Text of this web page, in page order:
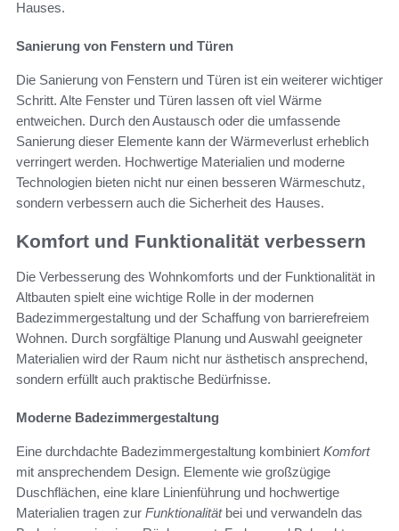
Hauses.
Sanierung von Fenstern und Türen
Die Sanierung von Fenstern und Türen ist ein weiterer wichtiger
Schritt. Alte Fenster und Türen lassen oft viel Wärme
entweichen. Durch den Austausch oder die umfassende
Sanierung dieser Elemente kann der Wärmeverlust erheblich
verringert werden. Hochwertige Materialien und moderne
Technologien bieten nicht nur einen besseren Wärmeschutz,
sondern verbessern auch die Sicherheit des Hauses.
Komfort und Funktionalität verbessern
Die Verbesserung des Wohnkomforts und der Funktionalität in
Altbauten spielt eine wichtige Rolle in der modernen
Badezimmergestaltung und der Schaffung von barrierefreiem
Wohnen. Durch sorgfältige Planung und Auswahl geeigneter
Materialien wird der Raum nicht nur ästhetisch ansprechend,
sondern erfüllt auch praktische Bedürfnisse.
Moderne Badezimmergestaltung
Eine durchdachte Badezimmergestaltung kombiniert Komfort
mit ansprechendem Design. Elemente wie großzügige
Duschflächen, eine klare Linienführung und hochwertige
Materialien tragen zur Funktionalitätbei und verwandeln das